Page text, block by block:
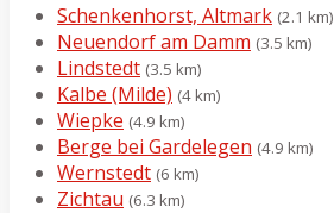
Schenkenhorst, Altmark (2.1 km)
Neuendorf am Damm (3.5 km)
Lindstedt (3.5 km)
Kalbe (Milde) (4 km)
Wiepke (4.9 km)
Berge bei Gardelegen (4.9 km)
Wernstedt (6 km)
Zichtau (6.3 km)